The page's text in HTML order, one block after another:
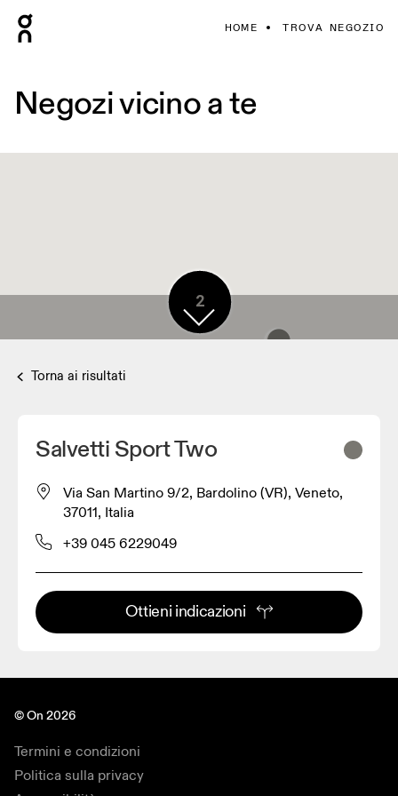
HOME TROVA NEGOZIO
Negozi vicino a te
2
Torna ai risultati
Salvetti Sport Two
Via San Martino 9/2, Bardolino (VR), Veneto,
37011, Italia
+39 045 6229049
Ottieni indicazioni
© On 2026
Termini e condizioni
Politica sulla privacy